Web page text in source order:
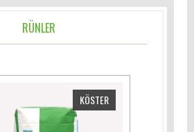
RÜNLER
KÖSTER